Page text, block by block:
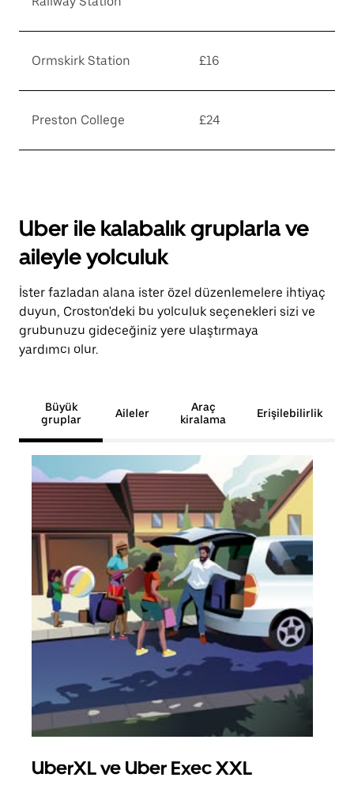
Ormskirk Station £16
Preston College £24
Uber ile kalabalık gruplarla ve
aileyle yolculuk
İster fazladan alana ister özel düzenlemelere ihtiyaç
duyun, Croston'deki bu yolculuk seçenekleri sizi ve
grubunuzu gideceğiniz yere ulaştırmaya
yardımcı olur.
Büyük
gruplar
Aileler
Araç
kiralama
Erişilebilirlik
UberXL ve Uber Exec XXL